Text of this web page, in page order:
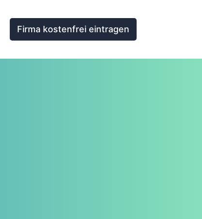
Firma kostenfrei eintragen